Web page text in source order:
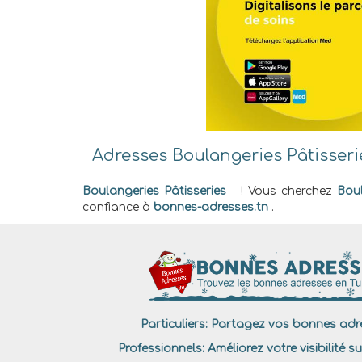
Adresses Boulangeries
Boulangeries Pâtisseries ! Vous cherchez
confiance à bonnes-adresses.tn .
Particuliers:Partagez vos bonnes
Professionnels:Améliorez votre visibilité